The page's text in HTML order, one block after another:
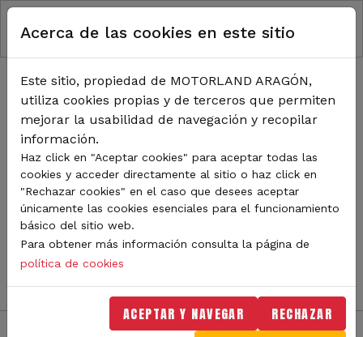
Pasar al contenido principal
RUTA DE NAVEGACIÓN
Inicio Noticias
TODA LA ACTUALIDAD DE
MOTORLAND
Sigue de cerca todas las novedades de MotorLand
Aragón. Aquí encontrarás noticias sobre eventos,
competiciones, pilotos, novedades del circuito y
mucho más. Filtra por categoría o tipo de contenido y
no te pierdas nada del mundo del motor.
Acerca de las cookies en este sitio
Este sitio, propiedad de MOTORLAND ARAGÓN,
utiliza cookies propias y de terceros que permiten
mejorar la usabilidad de navegación y recopilar
información.
Haz click en "Aceptar cookies" para aceptar todas las
cookies y acceder directamente al sitio o haz click en
"Rechazar cookies" en el caso que desees aceptar
únicamente las cookies esenciales para el funcionamiento
básico del sitio web.
Para obtener más información consulta la página de
política de cookies
ACEPTAR Y NAVEGAR RECHAZAR